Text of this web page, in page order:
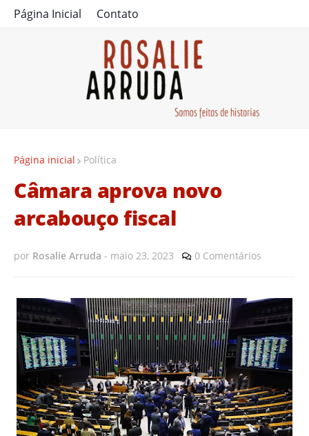
Página Inicial Contato
Página inicial Política
Câmara aprova novo
arcabouço fiscal
por Rosalie Arruda - maio 23, 2023 0 Comentários